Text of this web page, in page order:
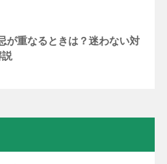
が重なるときは？迷わない対
説